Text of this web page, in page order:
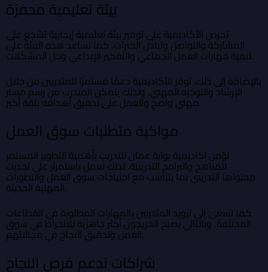
بيئة تعليمية محفزة
تحرص الأكاديمية على توفير بيئة تعليمية إيجابية تشجع على
المشاركة والتواصل وتبادل الخبرات. كما تساعد هذه البيئة على
تنمية مهارات العمل الجماعي والتفكير الإبداعي وحل المشكلات.
بالإضافة إلى ذلك، توفر الأكاديمية دعمًا مستمرًا للمتدربين من خلال
الإرشاد والتوجيه المهني. ولذلك يتمكن المتدرب من رسم مسار
مهني واضح والعمل على تحقيق أهدافه بثقة أكبر.
مواكبة متطلبات سوق العمل
تؤمن اكاديمية بوابة عمان للتدريب بأهمية التطوير المستمر
للمناهج والبرامج التدريبية. لذلك تعمل باستمرار على تحديث
محتواها التدريبي بما يتناسب مع احتياجات سوق العمل والتطورات
المهنية الحديثة.
كما تسعى إلى تزويد المتدربين بالمهارات المطلوبة في القطاعات
المختلفة. وبالتالي يصبح الخريجون أكثر جاهزية للانخراط في سوق
العمل وتحقيق النجاح في مجالاتهم.
شراكات تدعم فرص النجاح